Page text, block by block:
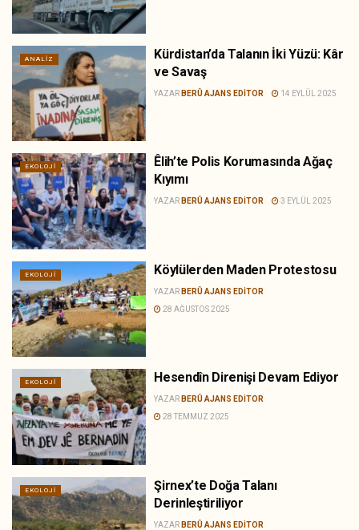
ANALIZ
Kürdistan’da Talanın İki Yüzü: Kâr
ve Savaş
YAZAR BERÛ AJANS EDITOR 14 EYLÜL 2025
EKOLOJI
Êlih’te Polis Korumasında Ağaç
Kıyımı
YAZAR BERÛ AJANS EDITOR 3 EYLÜL 2025
EKOLOJI Köylülerden Maden Protestosu
YAZAR BERÛ AJANS EDITOR
28 AĞUSTOS 2025
EKOLOJI Hesendîn Direnişi Devam Ediyor
YAZAR BERÛ AJANS EDITOR
28 TEMMUZ 2025
EKOLOJI
Şirnex’te Doğa Talanı
Derinleştiriliyor
YAZAR BERÛ AJANS EDITOR